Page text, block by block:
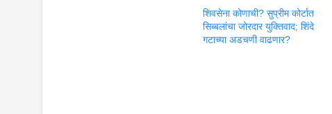
शिवसेना कोणाची? सुप्रीम कोर्टात
सिब्बलांचा जोरदार युक्तिवाद; शिंदे
गटाच्या अडचणी वाढणार?